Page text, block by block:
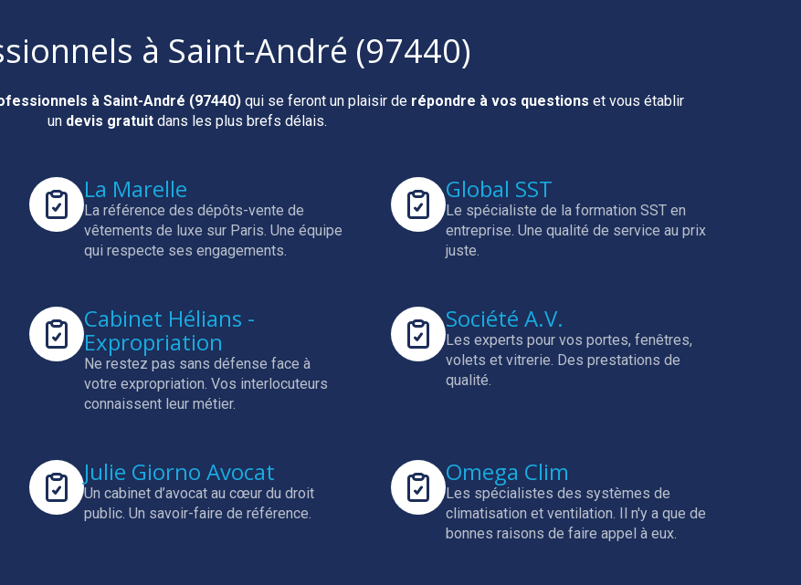
à Saint-André (97440)
à Saint-André (97440) qui se feront un plaisir de répondre à vos questions et vous établir
un devis gratuit dans les plus brefs délais.
La Marelle
La référence des dépôts-vente de
vêtements de luxe sur Paris. Une équipe
qui respecte ses engagements.
Global SST
Le spécialiste de la formation SST en
entreprise.Une qualité de service au prix
juste.
Cabinet Hélians -
Expropriation
Ne restez pas sans défense face à
votre expropriation. Vos interlocuteurs
connaissent leur métier.
Société A.V.
Les experts pour vos portes, fenêtres,
volets et vitrerie. Des prestations de
qualité.
Julie Giorno Avocat
Un cabinet d’avocat au cœur du droit
public. Un savoir-faire de référence.
Omega Clim
Les spécialistes des systèmes de
climatisation et ventilation. Il n'y a que de
bonnes raisons de faire appel à eux.